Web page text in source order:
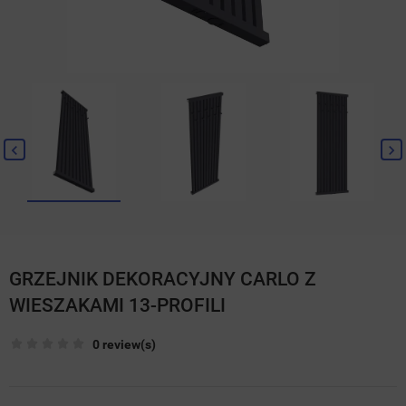
GRZEJNIK DEKORACYJNY CARLO Z
WIESZAKAMI 13-PROFILI
0 review(s)